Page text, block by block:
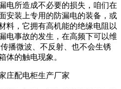
电所造成不必要的损失，咱们在
安装上专用的防漏电的装备，或
料，它拥有高机能的绝缘电阻以
电事故的发生，在高频下可以维
播微波、不反射、也不会生锈
体的触电现象。